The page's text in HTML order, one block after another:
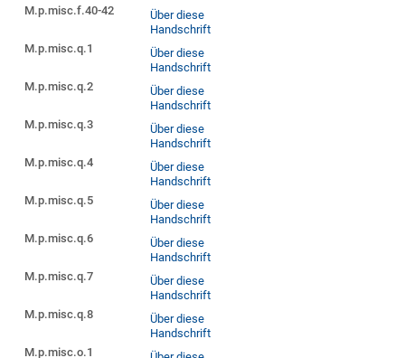
M.p.misc.f.40-42
Über diese
Handschrift
M.p.misc.q.1
Über diese
Handschrift
M.p.misc.q.2
Über diese
Handschrift
M.p.misc.q.3
Über diese
Handschrift
M.p.misc.q.4
Über diese
Handschrift
M.p.misc.q.5
Über diese
Handschrift
M.p.misc.q.6
Über diese
Handschrift
M.p.misc.q.7
Über diese
Handschrift
M.p.misc.q.8
Über diese
Handschrift
M.p.misc.o.1